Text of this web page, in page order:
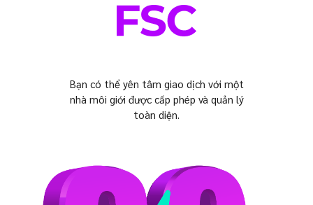
Bạn có thể yên tâm giao dịch với một
nhà môi giới được cấp phép và quản lý
toàn diện.